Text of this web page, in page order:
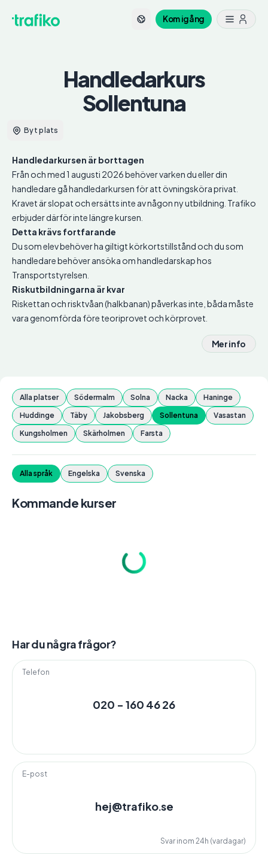
Kom igång
Handledarkurs
Sollentuna
Byt plats
Handledarkursen är borttagen
Från och med 1 augusti 2026 behöver varken du eller din
handledare gå handledarkursen för att övningsköra privat.
Kravet är slopat och ersätts inte av någon ny utbildning. Trafiko
erbjuder därför inte längre kursen.
Detta krävs fortfarande
Du som elev behöver ha giltigt körkortstillstånd och du som
handledare behöver ansöka om handledarskap hos
Transportstyrelsen.
Riskutbildningarna är kvar
Riskettan och risktvåan (halkbanan) påverkas inte, båda måste
vara genomförda före teoriprovet och körprovet.
Mer info
Alla platser Södermalm Solna Nacka
Haninge
Huddinge
Täby Jakobsberg Sollentuna
Vasastan
Kungsholmen
Skärholmen Farsta
Alla språk Engelska Svenska
Kommande kurser
Har du några frågor?
Telefon
020 - 160 46 26
E-post
hej@trafiko.se
Svar inom 24h (vardagar)